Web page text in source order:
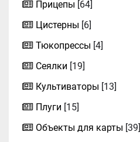
Прицепы [64]
Цистерны [6]
Тюкопрессы [4]
Сеялки [19]
Культиваторы [13]
Плуги [15]
Объекты для карты [39]